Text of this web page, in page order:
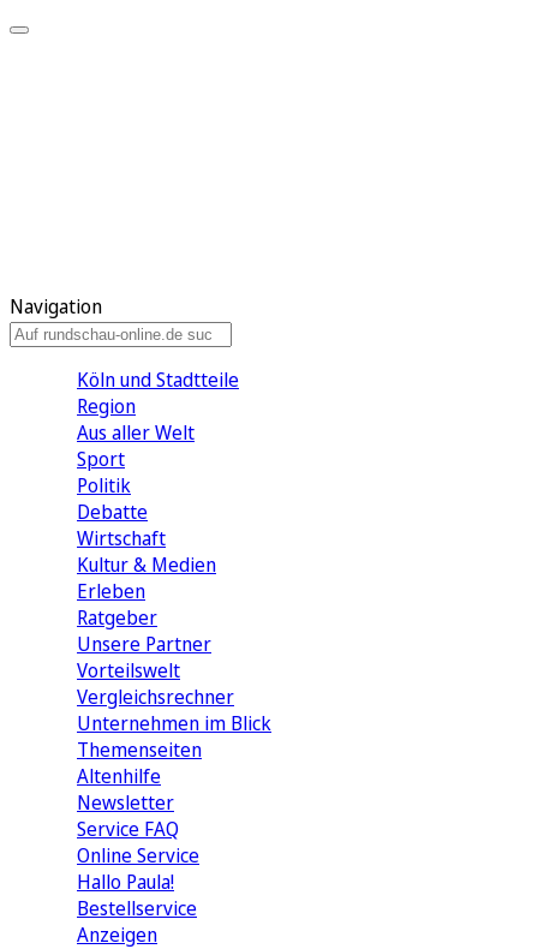
Navigation
Köln und Stadtteile
Region
Aus aller Welt
Sport
Politik
Debatte
Wirtschaft
Kultur & Medien
Erleben
Ratgeber
Unsere Partner
Vorteilswelt
Vergleichsrechner
Unternehmen im Blick
Themenseiten
Altenhilfe
Newsletter
Service FAQ
Online Service
Hallo Paula!
Bestellservice
Anzeigen